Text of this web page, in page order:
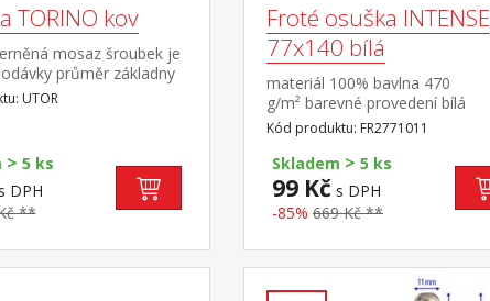
TORINO kov
mosaz šroubek je
průměr základny
UTOR
> 5 ks
s DPH
**
Froté osuška INTENSE
77x140 bílá
materiál 100% bavlna 470
g/m² barevné provedení bílá
Kód produktu: FR2771011
Skladem > 5 ks
99 Kč s DPH
-85% 669 Kč **